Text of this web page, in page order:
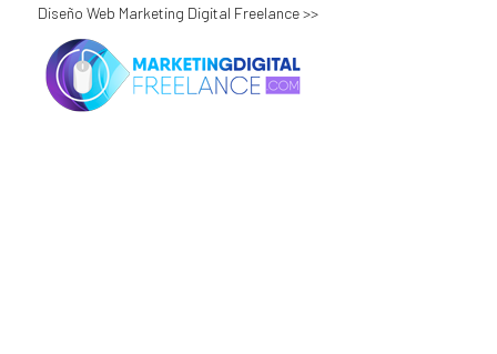
Diseño Web Marketing Digital Freelance >>